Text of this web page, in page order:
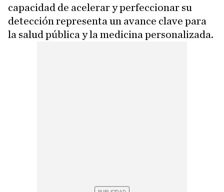
capacidad de acelerar y perfeccionar su
detección representa un avance clave para
la salud pública y la medicina personalizada.